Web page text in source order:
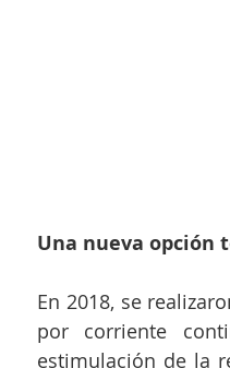
Una nueva opción
En 2018, se
por corriente
estimulación de la